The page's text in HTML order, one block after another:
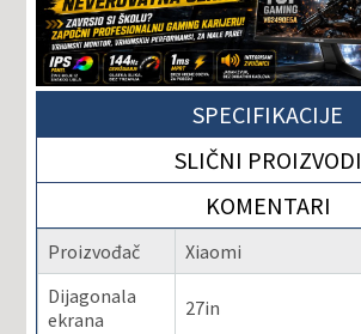
SPECIFIKACIJE
SLIČNI PROIZVODI
KOMENTARI
Proizvođač
Xiaomi
Dijagonala
ekrana
27in